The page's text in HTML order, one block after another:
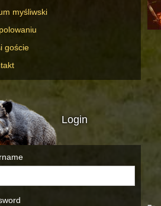
myśliwski
goście
Login